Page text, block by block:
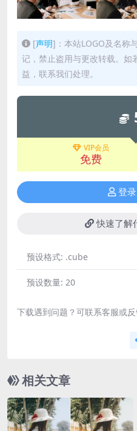
[声明]：本站LOGO及名称
记，禁止盗用与更改转载。如
益，联系我们处理。
VIP会员
免费
登
快速了解
预设格式: .cube
预设数量: 20
下载遇到问题？可联系客服或
相关文章